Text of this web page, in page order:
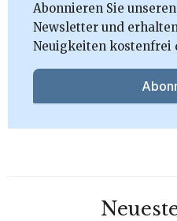
Abonnieren Sie
Newsletter und
Neuigkeiten kostenfrei